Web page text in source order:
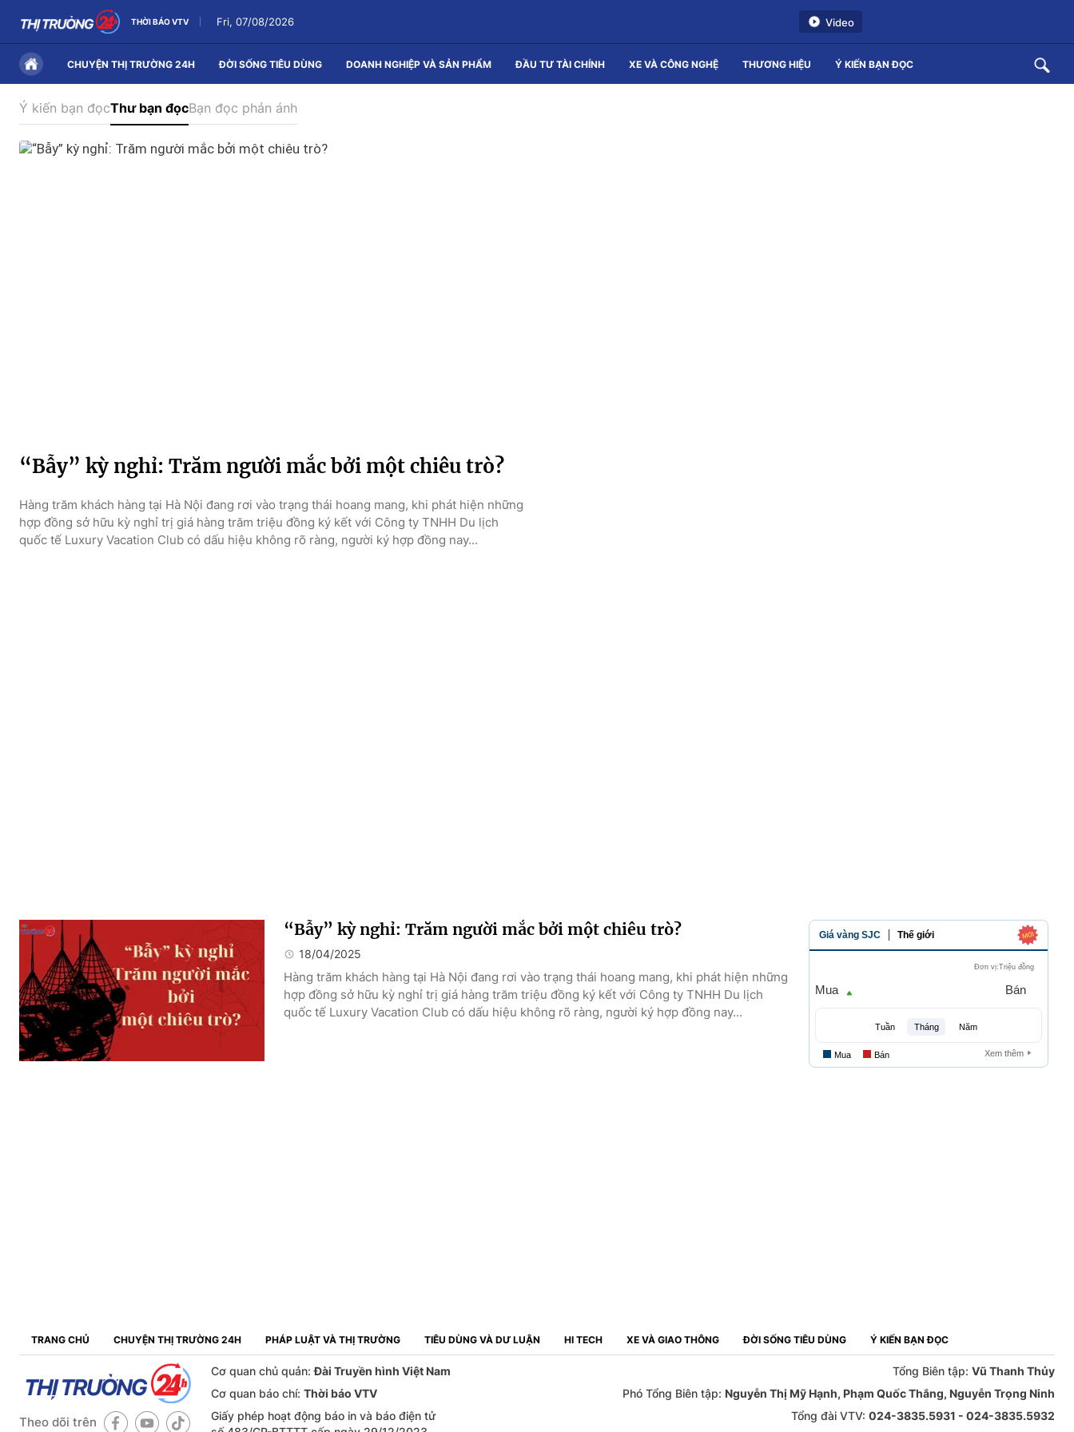
THỜI BÁO VTV Fri, 07/08/2026 Video
CHUYỆN THỊ TRƯỜNG 24H ĐỜI SỐNG TIÊU DÙNG DOANH NGHIỆP VÀ SẢN PHẨM ĐẦU TƯ TÀI CHÍNH XE VÀ CÔNG NGHỆ THƯƠNG HIỆU Ý KIẾN BẠN ĐỌC
Ý kiến bạn đọcThư bạn đọcBạn đọc phản ánh
“Bẫy” kỳ nghỉ: Trăm người mắc bởi một chiêu trò?
Hàng trăm khách hàng tại Hà Nội đang rơi vào trạng thái hoang mang, khi phát hiện những
hợp đồng sở hữu kỳ nghỉ trị giá hàng trăm triệu đồng ký kết với Công ty TNHH Du lịch
quốc tế Luxury Vacation Club có dấu hiệu không rõ ràng, người ký hợp đồng nay...
“Bẫy” kỳ nghỉ: Trăm người mắc bởi một chiêu trò?
18/04/2025
Hàng trăm khách hàng tại Hà Nội đang rơi vào trạng thái hoang mang, khi phát hiện những
hợp đồng sở hữu kỳ nghỉ trị giá hàng trăm triệu đồng ký kết với Công ty TNHH Du lịch
quốc tế Luxury Vacation Club có dấu hiệu không rõ ràng, người ký hợp đồng nay...
TRANG CHỦ CHUYỆN THỊ TRƯỜNG 24H PHÁP LUẬT VÀ THỊ TRƯỜNG TIÊU DÙNG VÀ DƯ LUẬN HI TECH XE VÀ GIAO THÔNG ĐỜI SỐNG TIÊU DÙNG Ý KIẾN BẠN ĐỌC
Theo dõi trên
Cơ quan chủ quản:Đài Truyền hình Việt Nam
Cơ quan báo chí: Thời báo VTV
Giấy phép hoạt động báo in và báo điện tử
Tổng Biên tập: Vũ Thanh Thủy
Phó Tổng Biên tập: Nguyễn Thị Mỹ Hạnh, Phạm Quốc Thắng, Nguyễn Trọng Ninh
Tổng đài VTV: 024-3835.5931 - 024-3835.5932